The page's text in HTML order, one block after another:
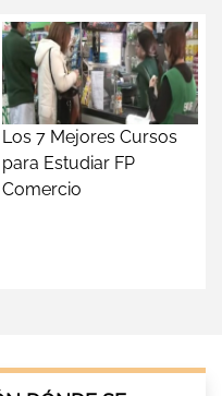
Los 7 Mejores Cursos
para Estudiar FP
Comercio